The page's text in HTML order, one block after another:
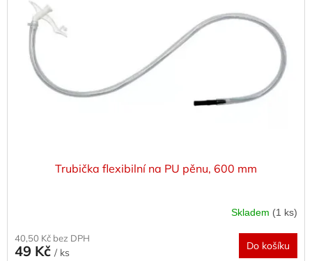
Trubička flexibilní na PU pěnu, 600 mm
Skladem (1 ks)
40,50 Kč bez DPH
49 Kč / ks
Do košíku